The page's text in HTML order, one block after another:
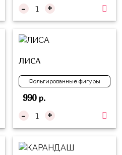
- +
ЛИСА
Фольгированные фигуры
990р.
- +